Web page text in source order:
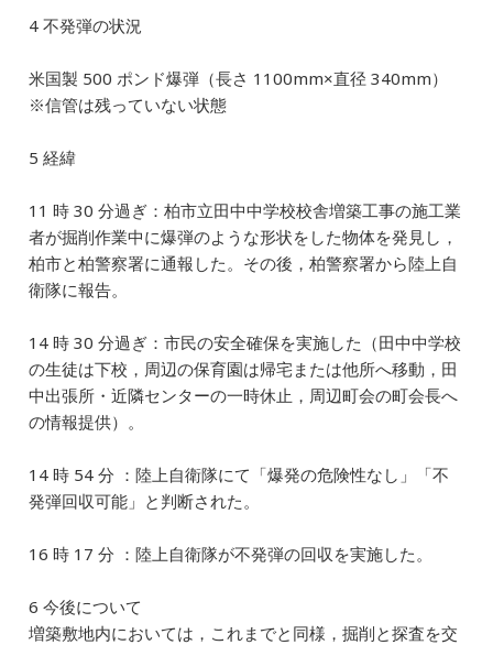
4 不発弾の状況
米国製 500 ポンド爆弾（長さ 1100mm×直径 340mm）
※信管は残っていない状態
5 経緯
11 時 30 分過ぎ：柏市立田中中学校校舎増築工事の施工業
者が掘削作業中に爆弾のような形状をした物体を発見し，
柏市と柏警察署に通報した。その後，柏警察署から陸上自
衛隊に報告。
14 時 30 分過ぎ：市民の安全確保を実施した（田中中学校
の生徒は下校，周辺の保育園は帰宅または他所へ移動，田
中出張所・近隣センターの一時休止，周辺町会の町会長へ
の情報提供）。
14 時 54 分 ：陸上自衛隊にて「爆発の危険性なし」「不
発弾回収可能」と判断された。
16 時 17 分 ：陸上自衛隊が不発弾の回収を実施した。
6 今後について
増築敷地内においては，これまでと同様，掘削と探査を交